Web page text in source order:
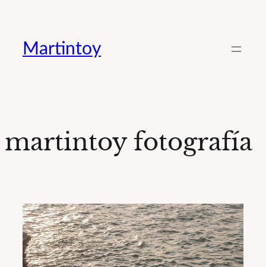
contenido
Martintoy
martintoy fotografía